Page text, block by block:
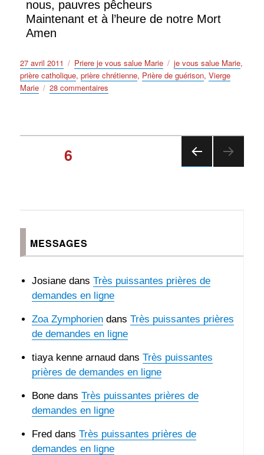
nous, pauvres pêcheurs
Maintenant et à l’heure de notre Mort
Amen
Publié
le
27 avril 2011 Catégories
Priere je vous salue Marie Étiquettes
je vous salue Marie,
prière catholique,prière chrétienne, Prière de guérison,Vierge
Marie
28 commentaires
salue
la
Navigation
ENT
PAGE6
MESSAGES
Josiane dansTrès puissantes prières de
demandes en ligne
Zoa Zymphorien dansTrès puissantes prières
de demandes en ligne
tiaya kenne arnaud dansTrès puissantes
prières de demandes en ligne
Bone dansTrès puissantes prières de
demandes en ligne
Fred dansTrès puissantes prières de
demandes en ligne